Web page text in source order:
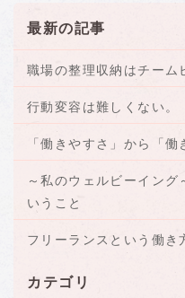
最新の記事
職場の整理収納はチーム
行動変容は難しくない。
「働きやすさ」から「働
～私のウェルビーイング
いうこと
フリーランスという働き
カテゴリ